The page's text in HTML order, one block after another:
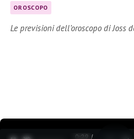
OROSCOPO
Le previsioni dell’oroscopo di Joss
0:30 /